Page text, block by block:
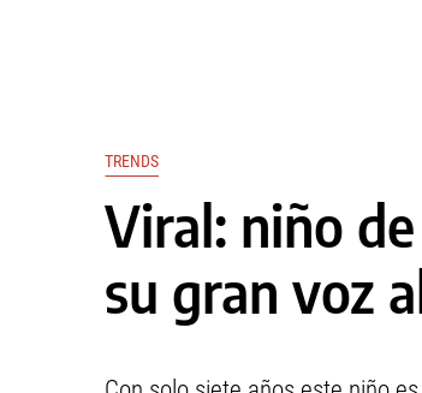
TRENDS
Viral: niño
su gran voz